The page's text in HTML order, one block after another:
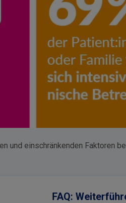
und einschränkenden Faktoren
FAQ: